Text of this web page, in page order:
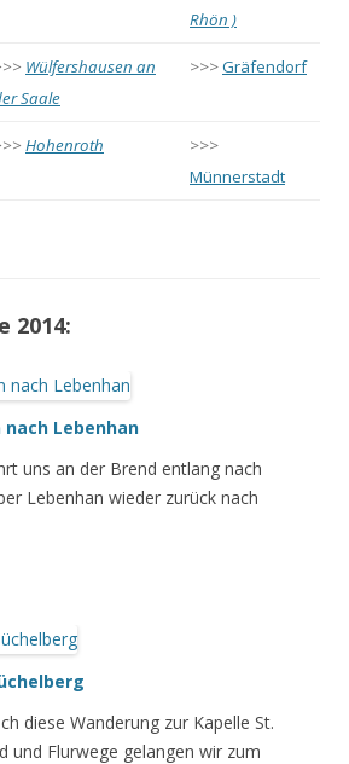
Rhön )
Wülfershausen an
Saale
>>>Gräfendorf
Hohenroth
>>>
Münnerstadt
2014:
Lebenhan
uns an der Brend entlang nach
Lebenhan wieder zurück nach
diese Wanderung zur Kapelle St.
und Flurwege gelangen wir zum